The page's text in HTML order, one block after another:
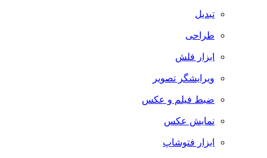
تبدیل
طراحی
ابزار فلش
ویرایشگر تصویر
ضبط فيلم و عكس
نمایش عکس
ابزار فتوشاپ